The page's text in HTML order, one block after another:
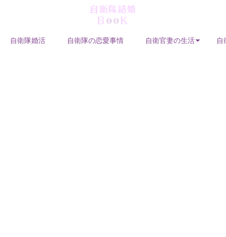
自衛隊婚活 自衛隊の恋愛事情 自衛官妻の生活 自